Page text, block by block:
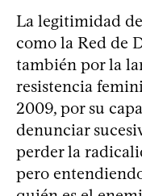
La legitimidad
como la Red de
también por la
resistencia
2009, por su
denunciar
perder la
pero